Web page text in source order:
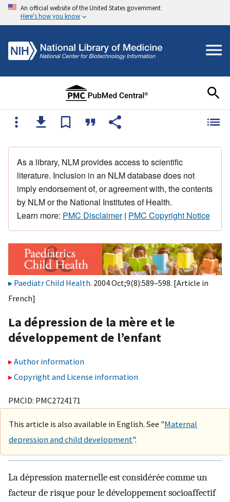
An official website of the United States government
Here's how you know
As a library, NLM provides access to scientific
literature. Inclusion in an NLM database does not
imply endorsement of, or agreement with, the contents
by NLM or the National Institutes of Health.
Learn more: PMC Disclaimer| PMC Copyright Notice
Paediatr Child Health. 2004 Oct;9(8):589–598. [Article in
French]
La dépression de la mère et le
développement de l’enfant
Author information
Copyright and License information
PMCID: PMC2724171
This article is also available in English. See "Maternal
depression and child development".
La dépression maternelle est considérée comme un
facteur de risque pour le développement socioaffectif